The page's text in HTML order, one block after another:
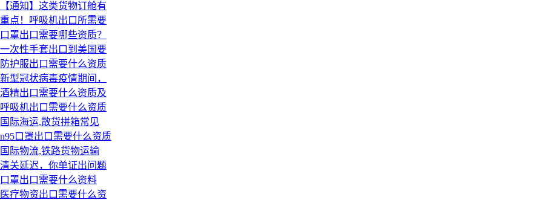
【通知】这类货物订舱有
重点！呼吸机出口所需要
口罩出口需要哪些资质？
一次性手套出口到美国要
防护服出口需要什么资质
新型冠状病毒疫情期间，
酒精出口需要什么资质及
呼吸机出口需要什么资质
国际海运,散货拼箱常见
n95口罩出口需要什么资质
国际物流,铁路货物运输
清关延迟，你单证出问题
口罩出口需要什么资料
医疗物资出口需要什么资